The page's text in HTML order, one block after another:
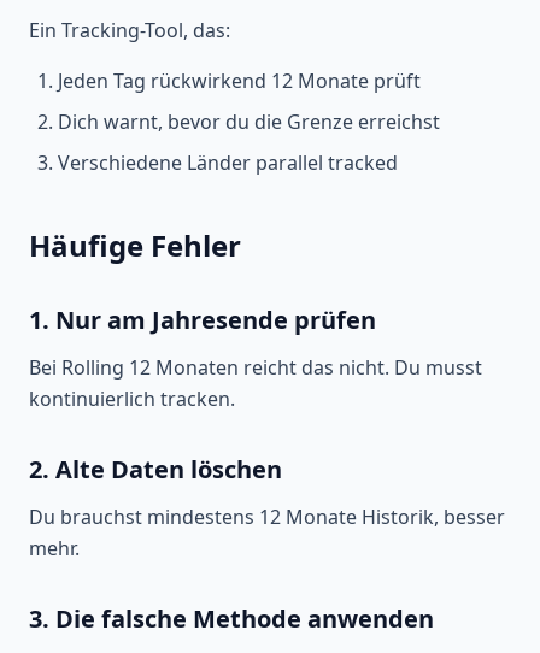
Ein Tracking-Tool, das:
Jeden Tag rückwirkend 12 Monate prüft
Dich warnt, bevor du die Grenze erreichst
Verschiedene Länder parallel tracked
Häufige Fehler
1. Nur am Jahresende prüfen
Bei Rolling 12 Monaten reicht das nicht. Du musst
kontinuierlich tracken.
2. Alte Daten löschen
Du brauchst mindestens 12 Monate Historik, besser
mehr.
3. Die falsche Methode anwenden